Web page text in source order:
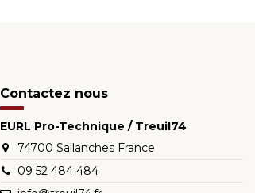
Contactez nous
EURL Pro-Technique / Treuil74
74700 Sallanches France
09 52 484 484